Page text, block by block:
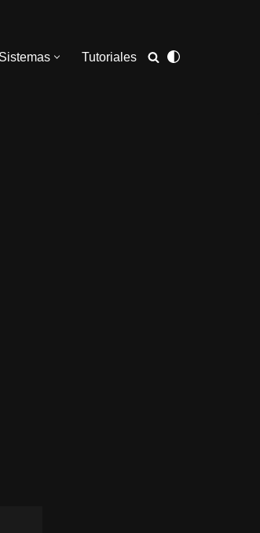
Sistemas Tutoriales